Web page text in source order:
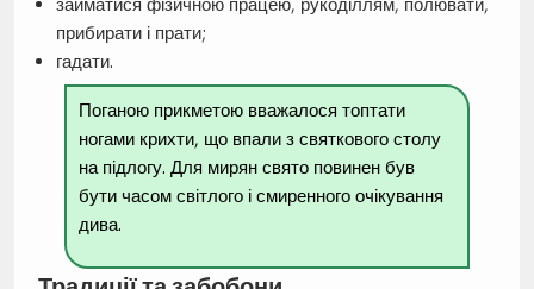
прибирати і прати;
гадати.
Поганою прикметою вважалося топтати
ногами крихти, що впали з святкового столу
на підлогу. Для мирян свято повинен був
бути часом світлого і смиренного очікування
дива.